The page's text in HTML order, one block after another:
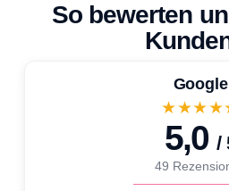
So bewerten
Google
5,0 /
49